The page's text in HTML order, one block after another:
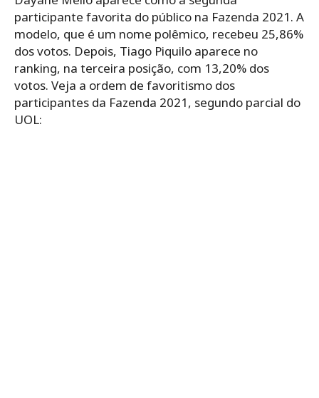
participante favorita do público na Fazenda 2021. A
modelo, que é um nome polêmico, recebeu 25,86%
dos votos. Depois, Tiago Piquilo aparece no
ranking, na terceira posição, com 13,20% dos
votos. Veja a ordem de favoritismo dos
participantes da Fazenda 2021, segundo parcial do
UOL: